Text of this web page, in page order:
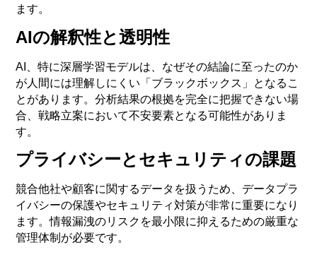
ます。
AIの解釈性と透明性
AI、特に深層学習モデルは、なぜその結論に至ったのか
が人間には理解しにくい「ブラックボックス」となるこ
とがあります。分析結果の根拠を完全に把握できない場
合、戦略立案において不安要素となる可能性がありま
す。
プライバシーとセキュリティの課題
競合他社や顧客に関するデータを扱うため、データプラ
イバシーの保護やセキュリティ対策が非常に重要になり
ます。情報漏洩のリスクを最小限に抑えるための厳重な
管理体制が必要です。